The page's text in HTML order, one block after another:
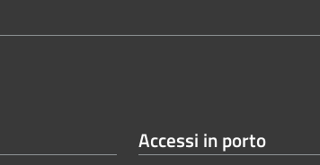
Accessi in porto